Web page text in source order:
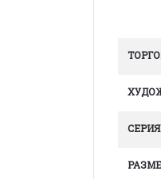
СЕРИЯ